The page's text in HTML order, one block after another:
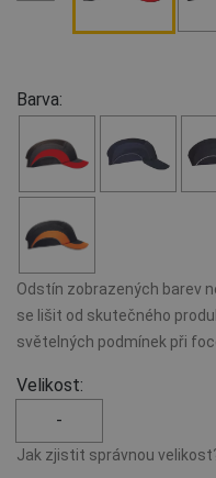
Barva:
Odstín zobrazených barev
se lišit od skutečného
světelných podmínek při
Velikost:
-
Jak zjistit správnou